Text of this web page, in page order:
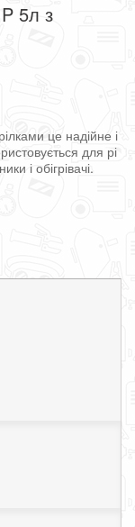
5л з
це надійне і
для рі
і обігрівачі.